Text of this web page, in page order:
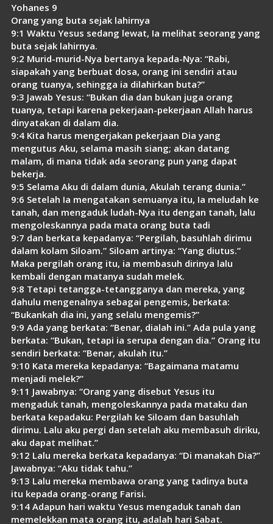
Yohanes 9
Orang yang buta sejak lahirnya
9:1 Waktu Yesus sedang lewat, Ia melihat seorang yang
buta sejak lahirnya.
9:2 Murid-murid-Nya bertanya kepada-Nya: “Rabi,
siapakah yang berbuat dosa, orang ini sendiri atau
orang tuanya, sehingga ia dilahirkan buta?”
9:3 Jawab Yesus: “Bukan dia dan bukan juga orang
tuanya, tetapi karena pekerjaan-pekerjaan Allah harus
dinyatakan di dalam dia.
9:4 Kita harus mengerjakan pekerjaan Dia yang
mengutus Aku, selama masih siang; akan datang
malam, di mana tidak ada seorang pun yang dapat
bekerja.
9:5 Selama Aku di dalam dunia, Akulah terang dunia.”
9:6 Setelah Ia mengatakan semuanya itu, Ia meludah ke
tanah, dan mengaduk ludah-Nya itu dengan tanah, lalu
mengoleskannya pada mata orang buta tadi
9:7 dan berkata kepadanya: “Pergilah, basuhlah dirimu
dalam kolam Siloam.” Siloam artinya: “Yang diutus.”
Maka pergilah orang itu, ia membasuh dirinya lalu
kembali dengan matanya sudah melek.
9:8 Tetapi tetangga-tetangganya dan mereka, yang
dahulu mengenalnya sebagai pengemis, berkata:
“Bukankah dia ini, yang selalu mengemis?”
9:9 Ada yang berkata: “Benar, dialah ini.” Ada pula yang
berkata: “Bukan, tetapi ia serupa dengan dia.” Orang itu
sendiri berkata: “Benar, akulah itu.”
9:10 Kata mereka kepadanya: “Bagaimana matamu
menjadi melek?”
9:11 Jawabnya: “Orang yang disebut Yesus itu
mengaduk tanah, mengoleskannya pada mataku dan
berkata kepadaku: Pergilah ke Siloam dan basuhlah
dirimu. Lalu aku pergi dan setelah aku membasuh diriku,
aku dapat melihat.”
9:12 Lalu mereka berkata kepadanya: “Di manakah Dia?”
Jawabnya: “Aku tidak tahu.”
9:13 Lalu mereka membawa orang yang tadinya buta
itu kepada orang-orang Farisi.
9:14 Adapun hari waktu Yesus mengaduk tanah dan
memelekkan mata orang itu, adalah hari Sabat.